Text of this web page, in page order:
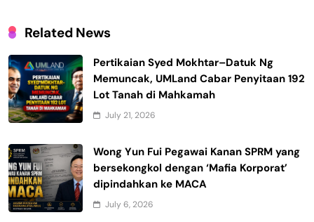
Related News
Pertikaian Syed Mokhtar–Datuk Ng
Memuncak, UMLand Cabar Penyitaan 192
Lot Tanah di Mahkamah
July 21, 2026
Wong Yun Fui Pegawai Kanan SPRM yang
bersekongkol dengan ‘Mafia Korporat’
dipindahkan ke MACA
July 6, 2026